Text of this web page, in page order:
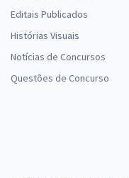
Editais Publicados
Histórias Visuais
Notícias de Concursos
Questões de Concurso